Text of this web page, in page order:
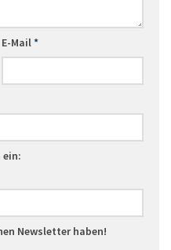
E-Mail*
Newsletter haben!